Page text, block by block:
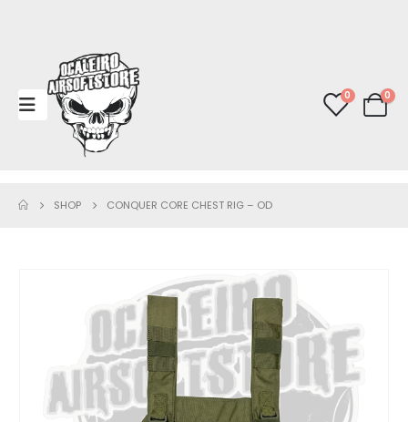
0 0
SHOP CONQUER CORE CHEST RIG – OD